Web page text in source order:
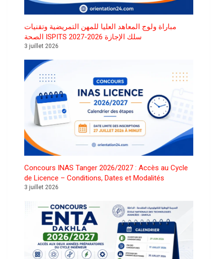
مباراة ولوج المعاهد العليا للمهن التمريضية وتقنيات
الصحة ISPITS سلك الإجازة 2026-2027
3 juillet 2026
Concours INAS Tanger 2026/2027 : Accès au Cycle
de Licence – Conditions, Dates et Modalités
3 juillet 2026